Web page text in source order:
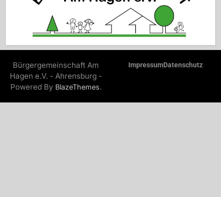
Bürgergemeinschaft Am
Hagen e.V. - Ahrensburg -
Powered By BlazeThemes.
ImpressumDatenschutz